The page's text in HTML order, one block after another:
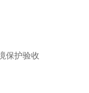
保护验收